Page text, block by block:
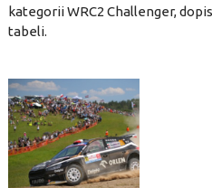
kategorii WRC2 Challenger,
tabeli.